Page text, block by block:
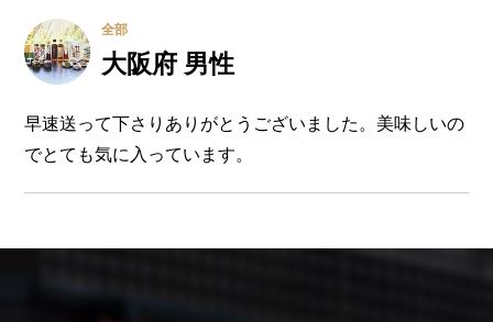
全部
大阪府 男性
早速送って下さりありがとうございました。美味しいの
でとても気に入っています。